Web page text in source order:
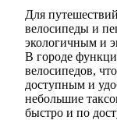
Для
велосипеды и
экологичным и
В городе
велосипедов,
доступным и
небольшие
быстро и по